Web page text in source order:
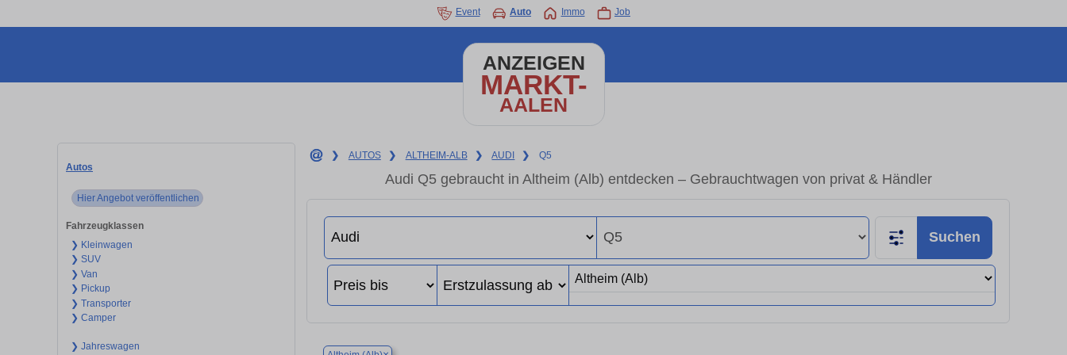
Event Auto Immo Job
ANZEIGEN
MARKT-
AALEN
Autos
Hier Angebot veröffentlichen
Fahrzeugklassen
❯ Kleinwagen
❯ SUV
❯ Van
❯ Pickup
❯ Transporter
❯ Camper
❯ Jahreswagen
❯ AUTOS ❯ ALTHEIM-ALB ❯ AUDI ❯ Q5
Audi Q5 gebraucht in Altheim (Alb) entdecken – Gebrauchtwagen von privat & Händler
Suchen